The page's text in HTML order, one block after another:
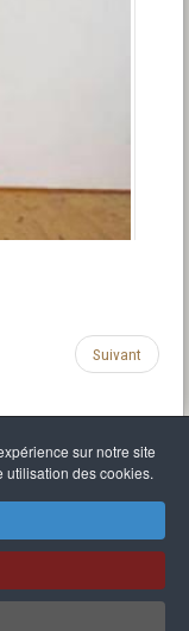
sur notre site
utilisation des cookies.
Suivant
sur-Mer,Provence-